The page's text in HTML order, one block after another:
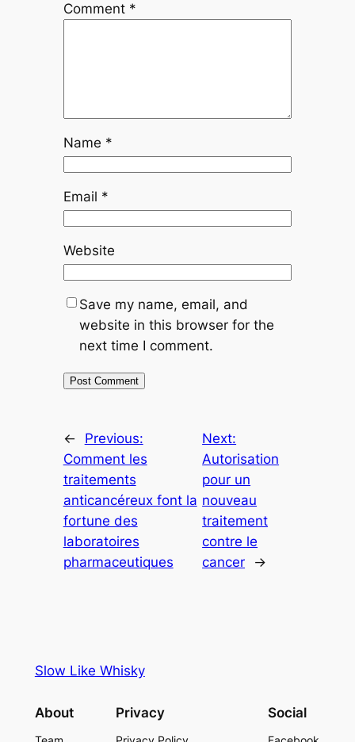
Comment *
Name *
Email *
Website
Save my name, email, and
website in this browser for the
next time I comment.
←
Previous:
Comment les
traitements
anticancéreux font la
fortune des
laboratoires
pharmaceutiques
Next:
Autorisation
pour un
nouveau
traitement
contre le
cancer
→
Slow Like Whisky
About Privacy Social